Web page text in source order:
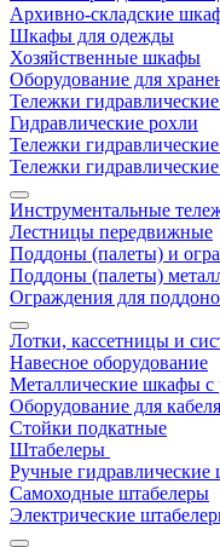
Архивно-складские
Шкафы для одежды
Хозяйственные шкафы
Оборудование для
Тележки гидравлические
Гидравлические рохли
Тележки
Тележки
Инструментальные
Лестницы передвижные
Поддоны (палеты) и
Поддоны (палеты)
Ограждения для
Лотки, кассетницы и
Навесное оборудование
Металлические шкафы с
Оборудование для кабеля
Стойки подкатные
Штабелеры
Ручные гидравлические
Самоходные штабелеры
Электрические